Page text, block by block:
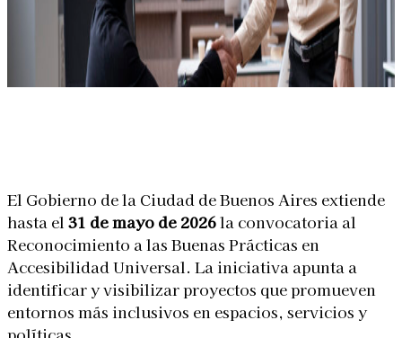
El Gobierno de la Ciudad de Buenos Aires extiende
hasta el 31 de mayo de 2026la convocatoria al
Reconocimiento a las Buenas Prácticas en
Accesibilidad Universal. La iniciativa apunta a
identificar y visibilizar proyectos que promueven
entornos más inclusivos en espacios, servicios y